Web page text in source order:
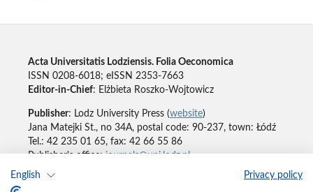
English Privacy policy
Acta Universitatis Lodziensis. Folia Oeconomica
ISSN 0208-6018; eISSN 2353-7663
Editor-in-Chief: Elżbieta Roszko-Wojtowicz
Publisher: Lodz University Press (website)
Jana Matejki St., no 34A, postal code: 90-237, town: Łódź
Tel.: 42 235 01 65, fax: 42 66 55 86
Publisher's office:journals@uni.lodz.pl
Accesibility declaration